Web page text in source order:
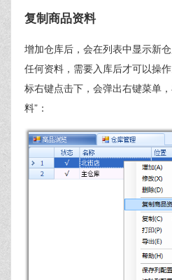
复制商品资料
增加仓库后，会在列表中显示新
任何资料，需要入库后才可以操
标右键点击下，会弹出右键菜单
料”：